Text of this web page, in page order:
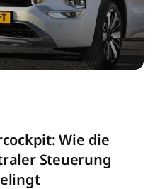
Wie die
Steuerung